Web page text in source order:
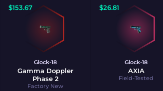
$153.67
Glock-18
Gamma Doppler
Phase 2
Factory New
$26.81
Glock-18
AXIA
Field-Tested